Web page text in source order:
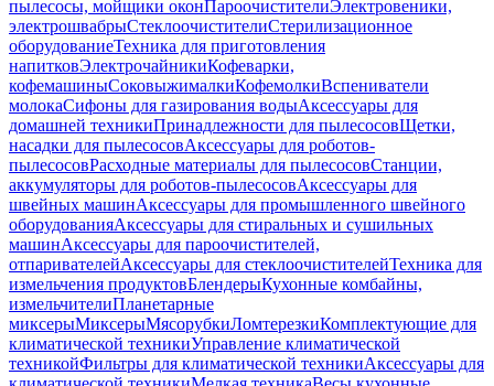
пылесосы, мойщики оконПароочистителиЭлектровеники,
электрошвабрыСтеклоочистителиСтерилизационное
оборудованиеТехника для приготовления
напитковЭлектрочайникиКофеварки,
кофемашиныСоковыжималкиКофемолкиВспениватели
молокаСифоны для газирования водыАксессуары для
домашней техникиПринадлежности для пылесосовЩетки,
насадки для пылесосовАксессуары для роботов-
пылесосовРасходные материалы для пылесосовСтанции,
аккумуляторы для роботов-пылесосовАксессуары для
швейных машинАксессуары для промышленного швейного
оборудованияАксессуары для стиральных и сушильных
машинАксессуары для пароочистителей,
отпаривателейАксессуары для стеклоочистителейТехника для
измельчения продуктовБлендерыКухонные комбайны,
измельчителиПланетарные
миксерыМиксерыМясорубкиЛомтерезкиКомплектующие для
климатической техникиУправление климатической
техникойФильтры для климатической техникиАксессуары для